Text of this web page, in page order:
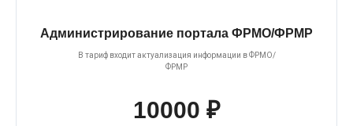
Администрирование портала ФРМО/ФРМР
В тариф входит актуализация информации в ФРМО/
ФРМР
10000 ₽